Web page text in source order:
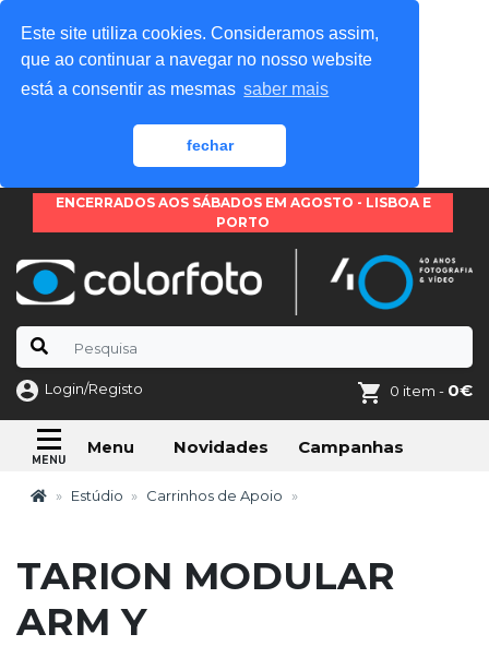
Este site utiliza cookies. Consideramos assim,
que ao continuar a navegar no nosso website
está a consentir as mesmas saber mais
fechar
ENCERRADOS AOS SÁBADOS EM AGOSTO - LISBOA E
PORTO
Login/Registo 0 item - 0€
Menu Novidades Campanhas
Estúdio Carrinhos de Apoio
TARION MODULAR
ARM Y